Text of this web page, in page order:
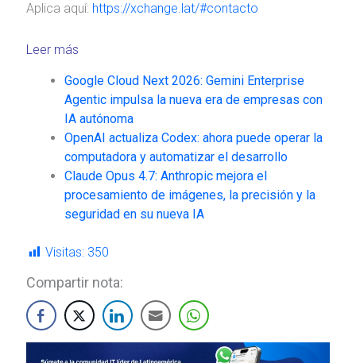
Aplica aquí: https://xchange.lat/#contacto
Leer más
Google Cloud Next 2026: Gemini Enterprise
Agentic impulsa la nueva era de empresas con
IA autónoma
OpenAI actualiza Codex: ahora puede operar la
computadora y automatizar el desarrollo
Claude Opus 4.7: Anthropic mejora el
procesamiento de imágenes, la precisión y la
seguridad en su nueva IA
Visitas: 350
Compartir nota: